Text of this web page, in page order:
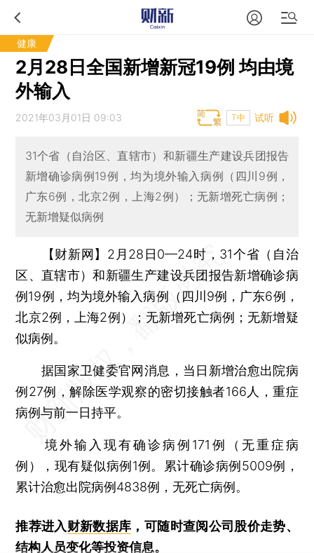
健康
2月28日全国新增新冠19例 均由境
外输入
试听
2021年03月01日 09:03 T中
31个省（自治区、直辖市）和新疆生产建设兵团报告
新增确诊病例19例，均为境外输入病例（四川9例，
广东6例，北京2例，上海2例）；无新增死亡病例；
无新增疑似病例
【财新网】 2月28日0—24时，31个省（自治
区、直辖市）和新疆生产建设兵团报告新增确诊病
例19例，均为境外输入病例（四川9例，广东6例，
北京2例，上海2例）；无新增死亡病例；无新增疑
似病例。
据国家卫健委官网消息，当日新增治愈出院病
例27例，解除医学观察的密切接触者166人，重症
病例与前一日持平。
境外输入现有确诊病例171例（无重症病
例），现有疑似病例1例。累计确诊病例5009例，
累计治愈出院病例4838例，无死亡病例。
推荐进入财新数据库 ，可随时查阅公司股价走势、
结构人员变化等投资信息。